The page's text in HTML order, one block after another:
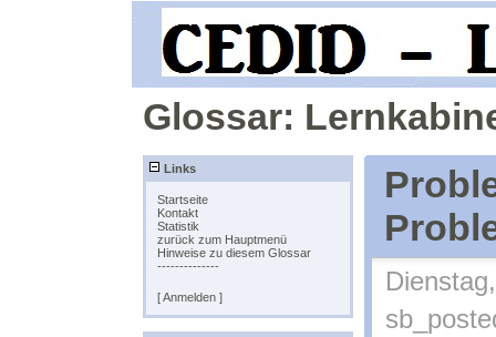
Glossar:
Links
Startseite
Kontakt
Statistik
zurück zum Hauptmenü
Hinweise zu diesem Glossar
--------------
[ Anmelden ]